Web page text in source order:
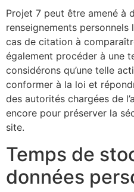
Projet 7 peut être amené à
renseignements personnels
cas de citation à
également procéder à une
considérons qu’une telle
conformer à la loi et
des autorités chargées de
encore pour préserver la
site.
Temps de
données